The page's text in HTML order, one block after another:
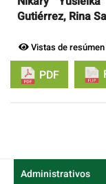
Gutiérrez, Rina
Vistas de
PDF
Administrativos